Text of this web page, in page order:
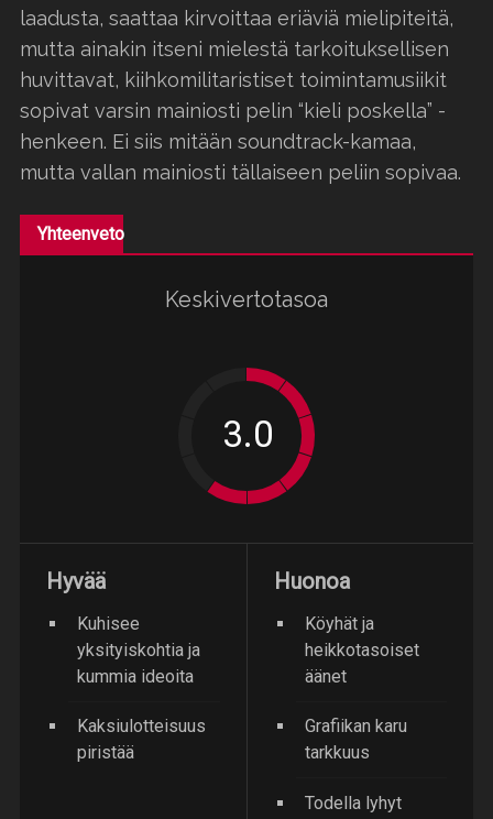
laadusta, saattaa kirvoittaa eriäviä mielipiteitä,
mutta ainakin itseni mielestä tarkoituksellisen
huvittavat, kiihkomilitaristiset toimintamusiikit
sopivat varsin mainiosti pelin “kieli poskella” -
henkeen. Ei siis mitään soundtrack-kamaa,
mutta vallan mainiosti tällaiseen peliin sopivaa.
Yhteenveto
Keskivertotasoa
Hyvää
Kuhisee
yksityiskohtia ja
kummia ideoita
Kaksiulotteisuus
piristää
Huonoa
Köyhät ja
heikkotasoiset
äänet
Grafiikan karu
tarkkuus
Todella lyhyt